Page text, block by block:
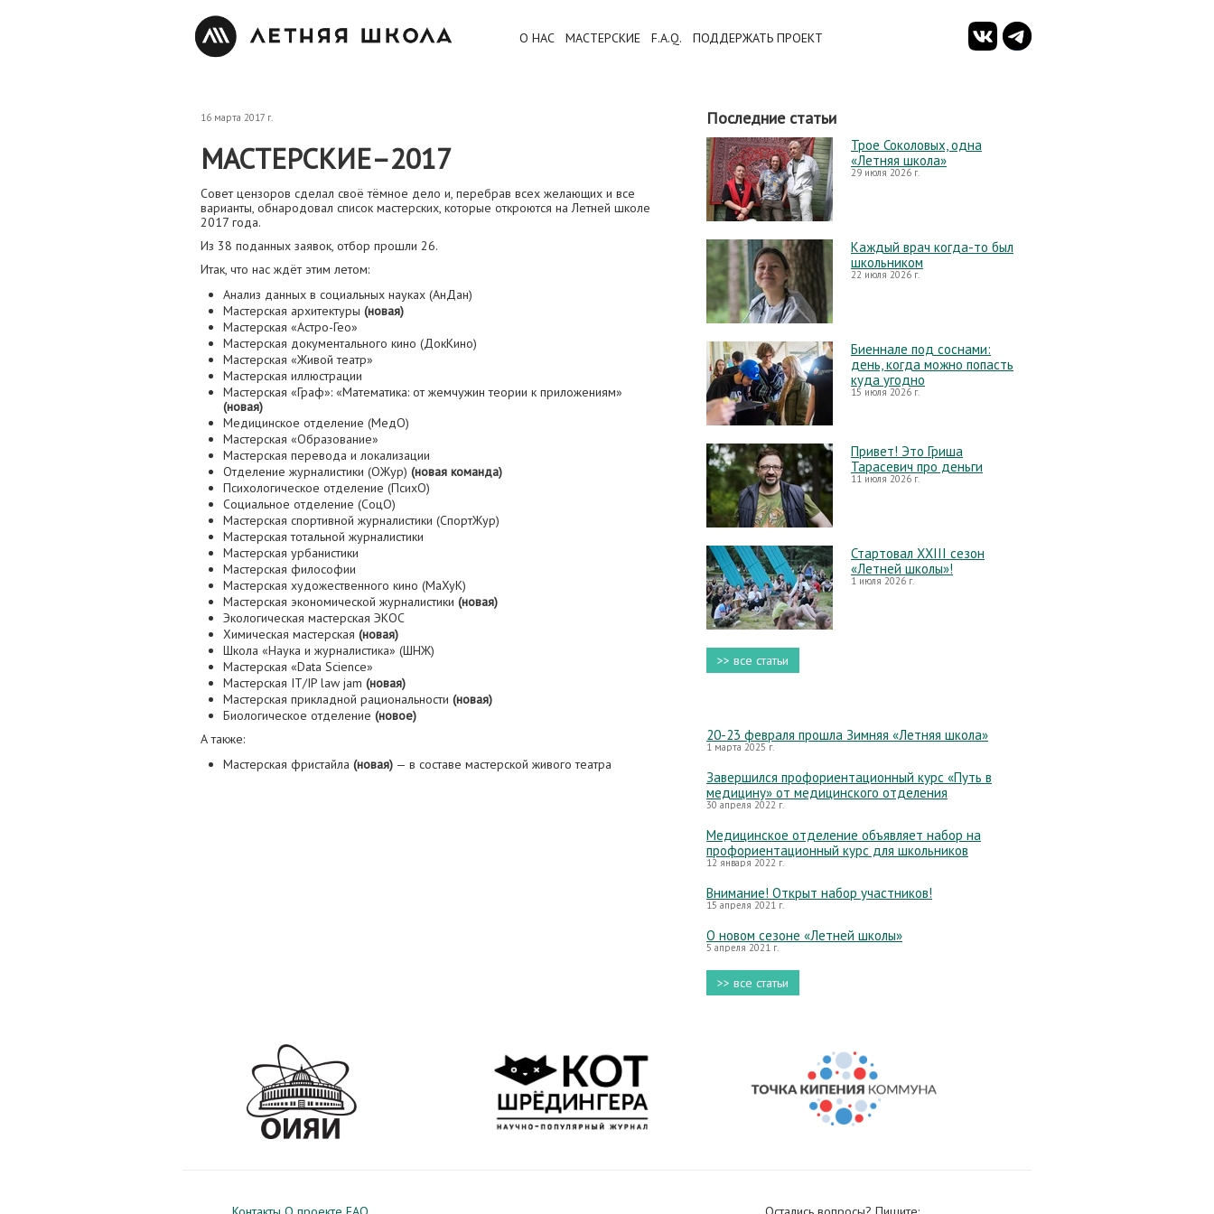
О НАС МАСТЕРСКИЕ F.A.Q. ПОДДЕРЖАТЬ ПРОЕКТ
16 марта 2017 г.
МАСТЕРСКИЕ–2017
Совет цензоров сделал своё тёмное дело и, перебрав всех желающих и все
варианты, обнародовал список мастерских, которые откроются на Летней школе
2017 года.
Из 38 поданных заявок, отбор прошли 26.
Итак, что нас ждёт этим летом:
Анализ данных в социальных науках (АнДан)
Мастерская архитектуры (новая)
Мастерская «Астро-Гео»
Мастерская документального кино (ДокКино)
Мастерская «Живой театр»
Мастерская иллюстрации
Мастерская «Граф»: «Математика: от жемчужин теории к приложениям»
(новая)
Медицинское отделение (МедО)
Мастерская «Образование»
Мастерская перевода и локализации
Отделение журналистики (ОЖур) (новая команда)
Психологическое отделение (ПсихО)
Социальное отделение (СоцО)
Мастерская спортивной журналистики (СпортЖур)
Мастерская тотальной журналистики
Мастерская урбанистики
Мастерская философии
Мастерская художественного кино (МаХуК)
Мастерская экономической журналистики (новая)
Экологическая мастерская ЭКОС
Химическая мастерская (новая)
Школа «Наука и журналистика» (ШНЖ)
Мастерская «Data Science»
Мастерская IT/IP law jam (новая)
Мастерская прикладной рациональности (новая)
Биологическое отделение (новое)
А также:
Мастерская фристайла (новая) — в составе мастерской живого театра
Последние статьи
Трое Соколовых, одна
«Летняя школа»
29 июля 2026 г.
Каждый врач когда-то был
школьником
22 июля 2026 г.
Биеннале под соснами:
день, когда можно попасть
куда угодно
15 июля 2026 г.
Привет! Это Гриша
Тарасевич про деньги
11 июля 2026 г.
Стартовал XXIII сезон
«Летней школы»!
1 июля 2026 г.
>> все статьи
20-23 февраля прошла Зимняя «Летняя школа»
1 марта 2025 г.
Завершился профориентационный курс «Путь в
медицину» от медицинского отделения
30 апреля 2022 г.
Медицинское отделение объявляет набор на
профориентационный курс для школьников
12 января 2022 г.
Внимание! Открыт набор участников!
15 апреля 2021 г.
О новом сезоне «Летней школы»
5 апреля 2021 г.
>> все статьи